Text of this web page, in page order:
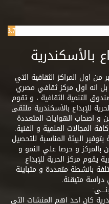
3.7%
بالأسكندرية
من اول المراكز الثقافية التي
انه اول مركز ثقافي مصري
التنمية الثقافية ، و تقوم
للإبداع بالأسكندرية ملتقى
و اصحاب الهوايات المتعددة
المجالات العلمية و الفنية.
البيئة المناسبة للتحصيل
بالمركز و حرصا علي النمو و
يقوم مركز الحرية للإبداع
بانشطة متعددة و متباينة
متيقنة.
كان احد اهم المنشات التي